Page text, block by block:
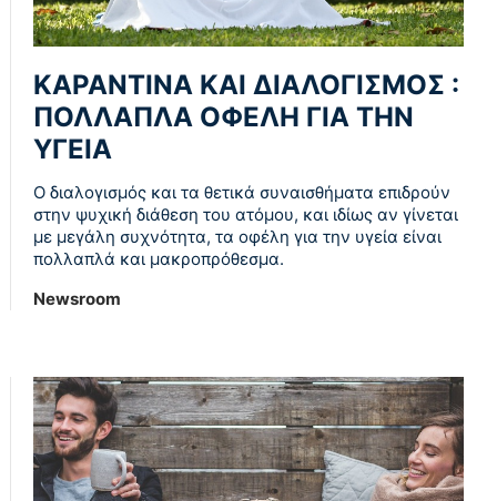
ΚΑΡΑΝΤΙΝΑ ΚΑΙ ΔΙΑΛΟΓΙΣΜΟΣ :
ΠΟΛΛΑΠΛΑ ΟΦΕΛΗ ΓΙΑ ΤΗΝ
ΥΓΕΙΑ
Ο διαλογισμός και τα θετικά συναισθήματα επιδρούν
στην ψυχική διάθεση του ατόμου, και ιδίως αν γίνεται
με μεγάλη συχνότητα, τα οφέλη για την υγεία είναι
πολλαπλά και μακροπρόθεσμα.
Newsroom